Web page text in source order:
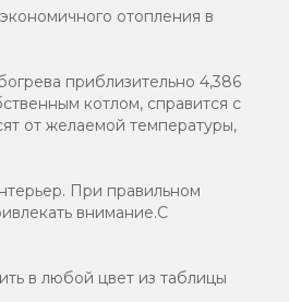
отопления в
приблизительно 4,386
котлом, справится с
от желаемой температуры,
При правильном
внимание.С
в любой цвет из таблицы